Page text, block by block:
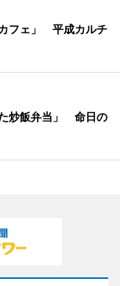
フェ」 平成カルチ
炒飯弁当」 命日の